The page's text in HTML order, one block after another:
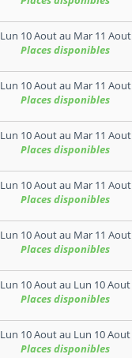
Lun 10 Aoutau Mar 11 Aout
Places disponibles
Lun 10 Aoutau Mar 11 Aout
Places disponibles
Lun 10 Aoutau Mar 11 Aout
Places disponibles
Lun 10 Aoutau Mar 11 Aout
Places disponibles
Lun 10 Aoutau Mar 11 Aout
Places disponibles
Lun 10 Aoutau Lun 10 Aout
Places disponibles
Lun 10 Aoutau Lun 10 Aout
Places disponibles